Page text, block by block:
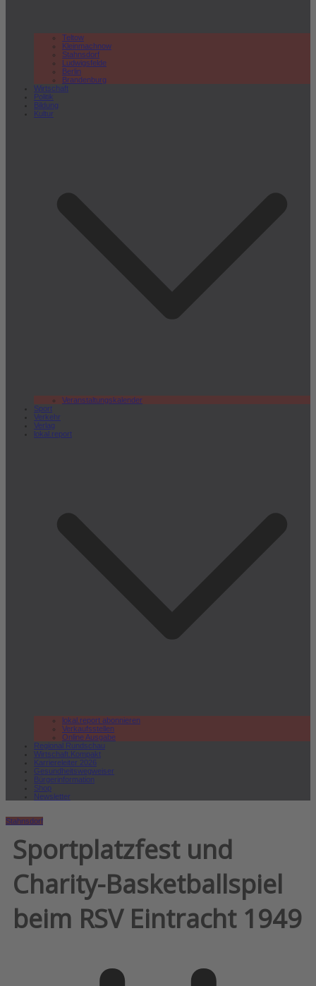
Teltow
Kleinmachnow
Stahnsdorf
Ludwigsfelde
Berlin
Brandenburg
Wirtschaft
Politik
Bildung
Kultur
Veranstaltungskalender
Sport
Verkehr
Verlag
lokal.report
lokal.report abonnieren
Verkaufsstellen
Online Ausgabe
Regional Rundschau
Wirtschaft.Kompakt
Karriereleiter 2026
Gesundheitswegweiser
Bürgerinformation
Shop
Newsletter
Stahnsdorf
Sportplatzfest und
Charity-Basketballspiel
beim RSV Eintracht 1949